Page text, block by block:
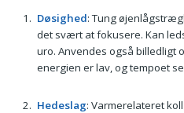
Døsighed: Tung
det svært at fokusere. Kan
uro. Anvendes også billedligt
energien er lav, og tempoet
Hedeslag: Varmerelateret